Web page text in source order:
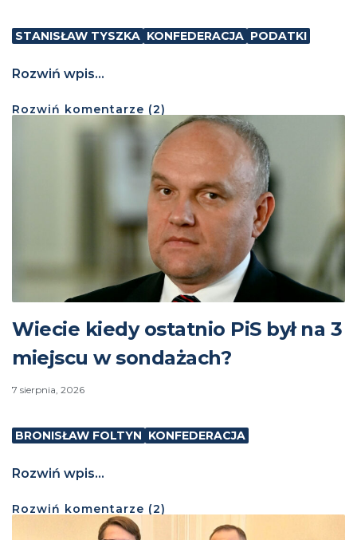
STANISŁAW TYSZKA KONFEDERACJA PODATKI
Rozwiń wpis...
Rozwiń komentarze (2)
Wiecie kiedy ostatnio PiS był na 3
miejscu w sondażach?
7 sierpnia, 2026
BRONISŁAW FOLTYN KONFEDERACJA
Rozwiń wpis...
Rozwiń komentarze (2)